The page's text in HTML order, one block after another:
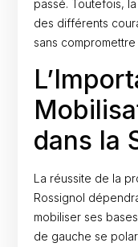
passé. Toutefois,
des différents
sans
dans la
La réussite de la
Rossignol
mobiliser ses
de gauche se